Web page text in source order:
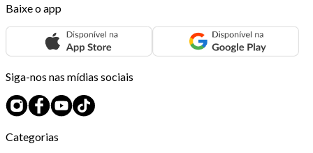
Baixe o app
Siga-nos nas mídias sociais
Categorias